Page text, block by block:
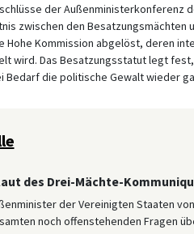
der Außenministerkonferenz
zwischen den Besatzungsmächten
Hohe Kommission abgelöst, deren
wird. Das Besatzungsstatut legt
Bedarf die politische Gewalt wieder
des Drei-Mächte-
der Vereinigten Staaten
noch offenstehenden Fragen